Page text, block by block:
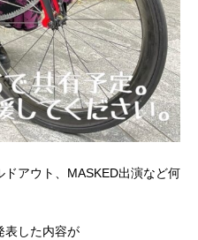
アウト、MASKED出演など何
表した内容が